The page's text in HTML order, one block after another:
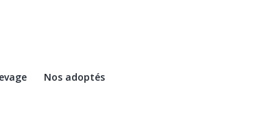
Nos adoptés